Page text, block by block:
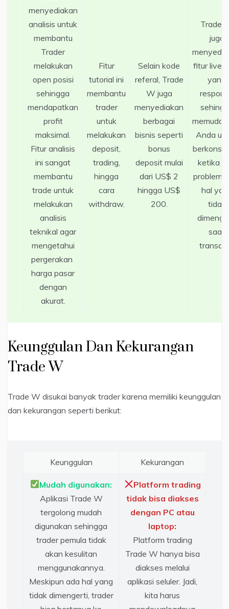
menyediakan
analisis untuk
membantu
Trader
melakukan
open posisi
sehingga
mendapatkan
profit
maksimal.
Fitur analisis
ini sangat
membantu
trade untuk
melakukan
analisis
teknikal agar
mengetahui
pergerakan
harga pasar
dengan
akurat.
Fitur
tutorial ini
membantu
trader
untuk
melakukan
deposit,
trading,
hingga
cara
withdraw.
Selain kode
referal, Trade
W juga
menyediakan
berbagai
bisnis seperti
bonus
deposit mulai
dari US$ 2
hingga US$
200.
Trade
juga
fitur live
yang
Anda
ketika
problem
hal
tidak
saat
Keunggulan Dan Kekurangan
Trade W
Trade W disukai banyak trader karena memiliki keunggulan
dan kekurangan seperti berikut:
Keunggulan Kekurangan
Mudah digunakan:
Aplikasi Trade W
tergolong mudah
digunakan sehingga
trader pemula tidak
akan kesulitan
menggunakannya.
Meskipun ada hal yang
tidak dimengerti, trader
Platform trading
tidak bisa diakses
dengan PC atau
laptop:
Platform trading
Trade W hanya bisa
diakses melalui
aplikasi seluler. Jadi,
kita harus